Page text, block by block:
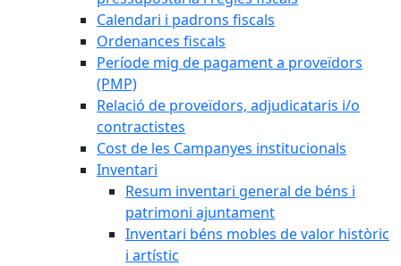
Calendari i padrons fiscals
Ordenances fiscals
Període mig de pagament a proveïdors
(PMP)
Relació de proveïdors, adjudicataris i/o
contractistes
Cost de les Campanyes institucionals
Inventari
Resum inventari general de béns i
patrimoni ajuntament
Inventari béns mobles de valor històric
i artístic